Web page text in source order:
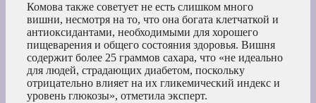
Комова также советует не есть слишком много
вишни, несмотря на то, что она богата клетчаткой и
антиоксидантами, необходимыми для хорошего
пищеварения и общего состояния здоровья. Вишня
содержит более 25 граммов сахара, что «не идеально
для людей, страдающих диабетом, поскольку
отрицательно влияет на их гликемический индекс и
уровень глюкозы», отметила эксперт.